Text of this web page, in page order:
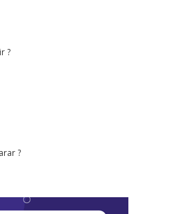
?
?